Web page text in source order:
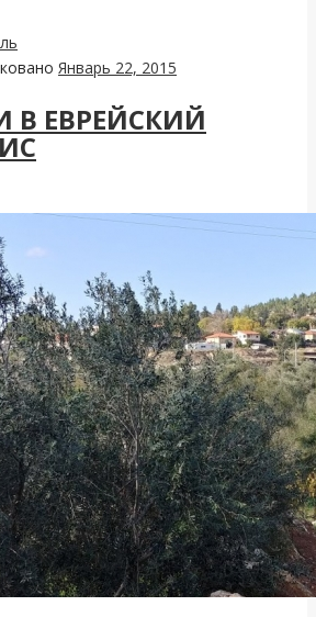
Январь 22, 2015
В ЕВРЕЙСКИЙ